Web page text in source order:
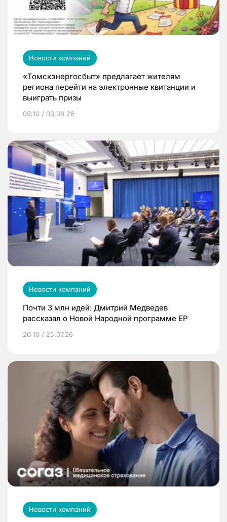
Новости компаний
«Томскэнергосбыт» предлагает жителям
региона перейти на электронные квитанции и
выиграть призы
09:10 / 03.08.26
Новости компаний
Почти 3 млн идей: Дмитрий Медведев
рассказал о Новой Народной программе ЕР
20:10 / 25.07.26
Новости компаний